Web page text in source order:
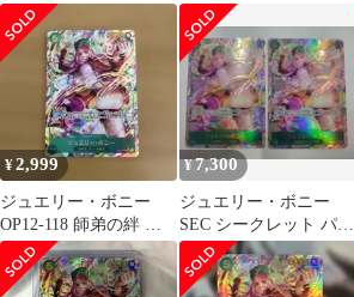
118 SECパラレル3枚
2枚セット
¥2,999
ジュエリー・ボニー
OP12-118 師弟の絆 シ
ークレットパラレル
¥7,300
ジュエリー・ボニー
SEC シークレット パラ
レル OP12-118 2枚